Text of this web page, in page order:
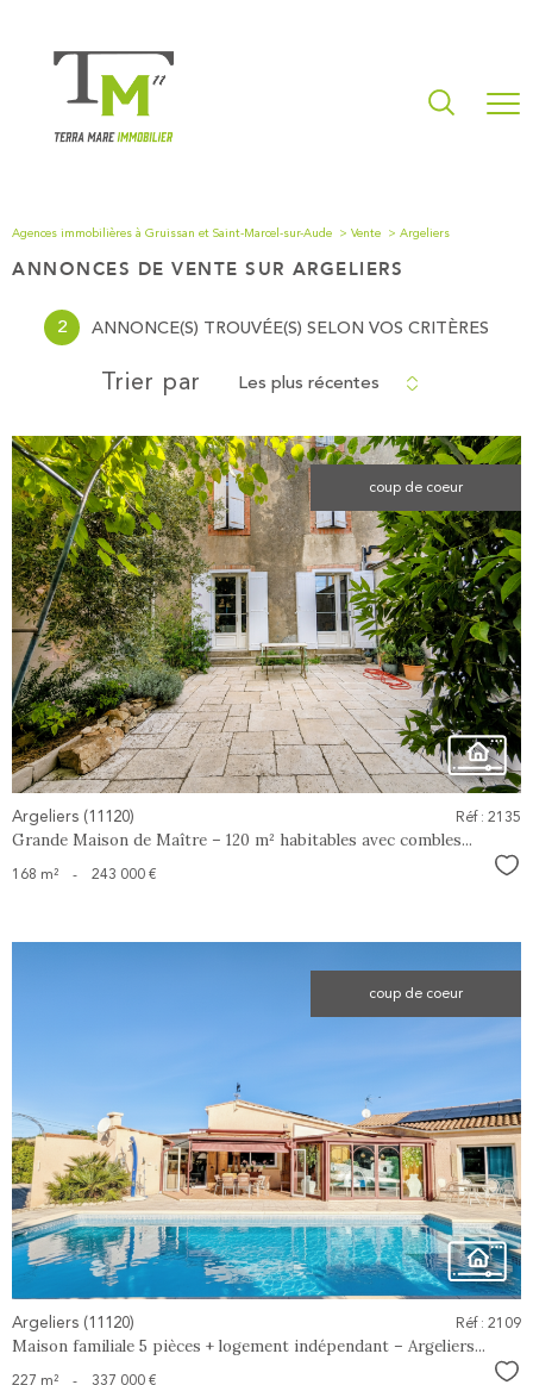
Agences immobilières à Gruissan et Saint-Marcel-sur-Aude Vente Argeliers
ANNONCES DE VENTE SUR ARGELIERS
2 ANNONCE(S) TROUVÉE(S) SELON VOS CRITÈRES
Trier par Les plus récentes
coup de coeur
voir le
bien
Argeliers (11120)
Grande Maison de Maître – 120 m² habitables avec combles...
Réf : 2135
168 m² - 243 000 €
coup de coeur
voir le
bien
Argeliers (11120)
Maison familiale 5 pièces + logement indépendant – Argeliers...
Réf : 2109
227 m² - 337 000 €